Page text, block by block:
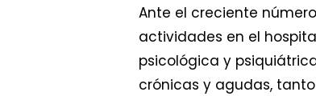
Ante el creciente
actividades en el
psicológica y
crónicas y agudas,